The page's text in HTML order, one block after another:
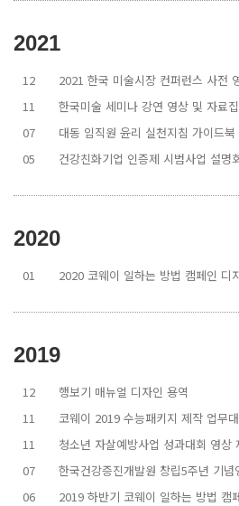
2021
12
2021 한국 미술시장 컨퍼런스 사전
11
한국미술 세미나 강연 영상 및 자료
07
대동 임직원 윤리 실천지침 가이드북
05
건강친화기업 인증제 시범사업 설명
2020
01 2020 코웨이 일하는 방법 캠페인 디
2019
12
행보기 매뉴얼 디자인 용역
11
코웨이 2019 수능패키지 제작 업무
11
청소년 자살예방사업 성과대회 영상
07
한국건강증진개발원 창립5주년 기념
06
2019 하반기 코웨이 일하는 방법 캠